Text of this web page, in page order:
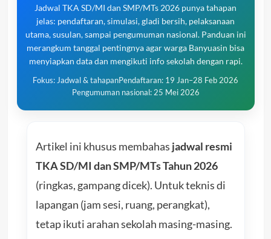
Jadwal TKA SD/MI dan SMP/MTs 2026 punya tahapan
jelas: pendaftaran, simulasi, gladi bersih, pelaksanaan
utama, susulan, sampai pengumuman nasional. Panduan ini
merangkum tanggal pentingnya agar warga Banyuasin bisa
menyiapkan data dan mengikuti info sekolah dengan rapi.
Fokus: Jadwal & tahapanPendaftaran: 19 Jan–28 Feb 2026
Pengumuman nasional: 25 Mei 2026
Artikel ini khusus membahas jadwal resmi
TKA SD/MI dan SMP/MTs Tahun 2026
(ringkas, gampang dicek). Untuk teknis di
lapangan (jam sesi, ruang, perangkat),
tetap ikuti arahan sekolah masing-masing.